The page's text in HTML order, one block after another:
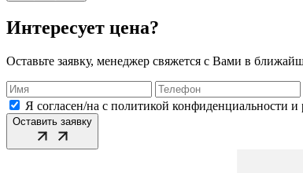
Интересует цена?
Оставьте заявку, менеджер свяжется с Вами в
Я согласен/на с политикой конфиденциальности
Оставить заявку